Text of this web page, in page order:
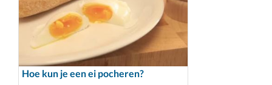
Hoe kun je een ei pocheren?